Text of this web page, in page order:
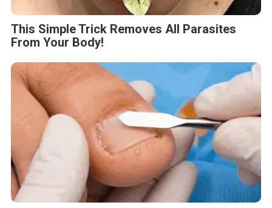
This Simple Trick Removes All Parasites
From Your Body!